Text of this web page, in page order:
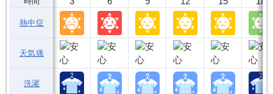
熱中症
天気痛
洗濯